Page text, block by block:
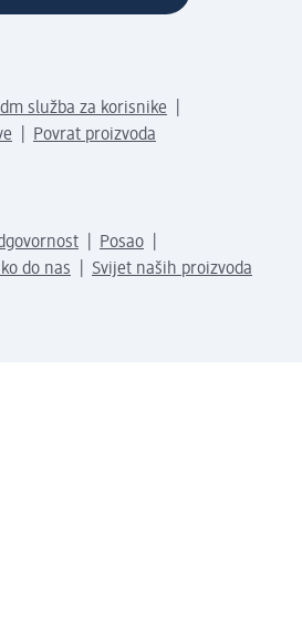
dm služba za korisnike
Povrat proizvoda
Posao
do nas Svijet naših proizvoda